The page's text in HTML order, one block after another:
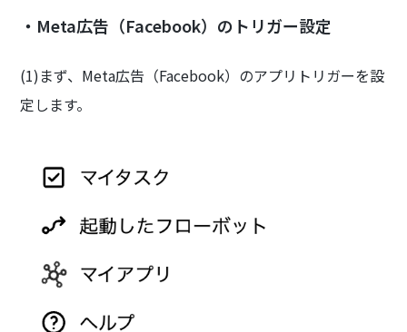
・Meta広告（Facebook）のトリガー設定
(1)まず、Meta広告（Facebook）のアプリトリガーを設
定します。